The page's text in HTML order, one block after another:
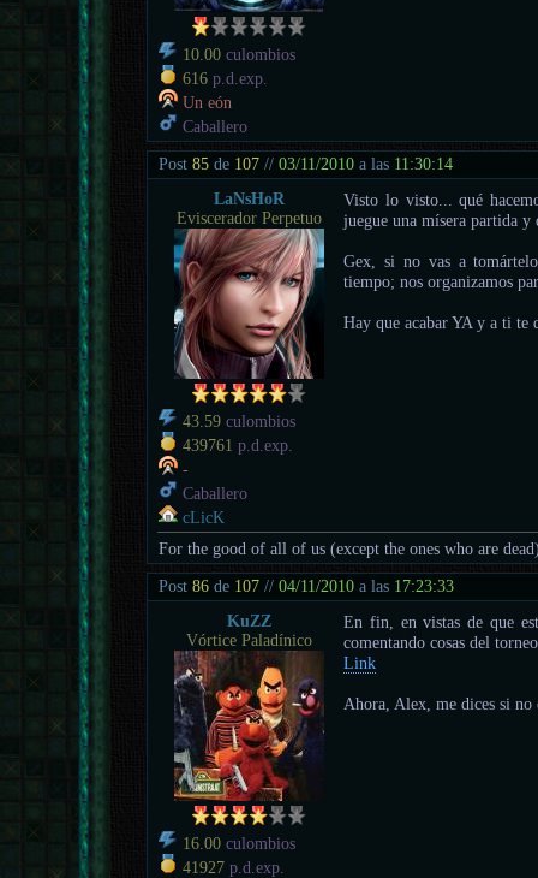
10.00 culombios
616 p.d.exp.
Un eón
Caballero
Post85 de 107 //03/11/2010 a las 11:30:14
LaNsHoR
Eviscerador Perpetuo
43.59 culombios
439761 p.d.exp.
-
Caballero
cLicK
Visto lo visto... qué
juegue una mísera partida y
Gex, si no vas a
tiempo; nos organizamos
Hay que acabar YA y a ti te
For the good of all of us (except the ones who are
Post86 de 107 //04/11/2010 a las 17:23:33
KuZZ
Vórtice Paladínico
16.00 culombios
41927 p.d.exp.
En fin, en vistas de que
comentando cosas del
Link
Ahora, Alex, me dices si no